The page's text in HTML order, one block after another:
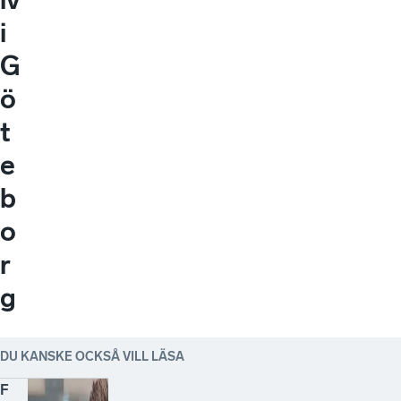
i
G
ö
t
e
b
o
r
g
DU KANSKE OCKSÅ VILL LÄSA
F